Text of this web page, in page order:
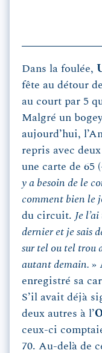
Dans la foulée,
fête au détour
au court par 5
Malgré un
aujourd’hui,
repris avec
une carte de 65
y a besoin de le
comment bien le
du circuit. Je
dernier et je sais
sur tel ou tel trou
autant demain. »
enregistré sa
S’il avait déjà
deux autres à l’
ceux-ci
70. Au-delà de